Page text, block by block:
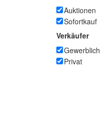
Auktionen
Sofortkauf
Verkäufer
Gewerblich
Privat